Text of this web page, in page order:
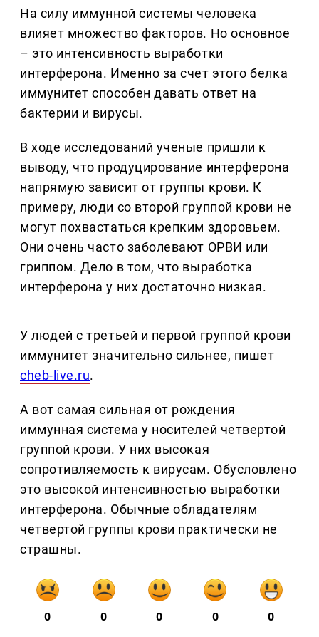
На силу иммунной системы человека
влияет множество факторов. Но основное
– это интенсивность выработки
интерферона. Именно за счет этого белка
иммунитет способен давать ответ на
бактерии и вирусы.
В ходе исследований ученые пришли к
выводу, что продуцирование интерферона
напрямую зависит от группы крови. К
примеру, люди со второй группой крови не
могут похвастаться крепким здоровьем.
Они очень часто заболевают ОРВИ или
гриппом. Дело в том, что выработка
интерферона у них достаточно низкая.
У людей с третьей и первой группой крови
иммунитет значительно сильнее, пишет
cheb-live.ru.
А вот самая сильная от рождения
иммунная система у носителей четвертой
группой крови. У них высокая
сопротивляемость к вирусам. Обусловлено
это высокой интенсивностью выработки
интерферона. Обычные обладателям
четвертой группы крови практически не
страшны.
0 0 0 0 0